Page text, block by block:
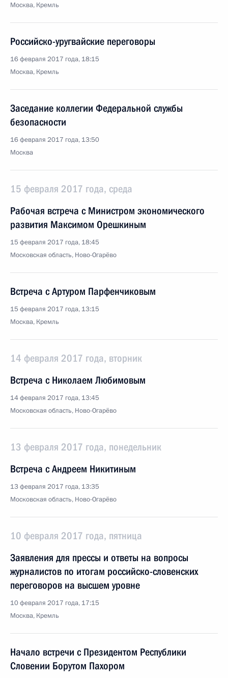
Москва, Кремль
Российско-уругвайские переговоры
16 февраля 2017 года, 18:15
Москва, Кремль
Заседание коллегии Федеральной службы
безопасности
16 февраля 2017 года, 13:50
Москва
15 февраля 2017 года, среда
Рабочая встреча с Министром экономического
развития Максимом Орешкиным
15 февраля 2017 года, 18:45
Московская область, Ново-Огарёво
Встреча с Артуром Парфенчиковым
15 февраля 2017 года, 13:15
Москва, Кремль
14 февраля 2017 года, вторник
Встреча с Николаем Любимовым
14 февраля 2017 года, 13:45
Московская область, Ново-Огарёво
13 февраля 2017 года, понедельник
Встреча с Андреем Никитиным
13 февраля 2017 года, 13:35
Московская область, Ново-Огарёво
10 февраля 2017 года, пятница
Заявления для прессы и ответы на вопросы
журналистов по итогам российско-словенских
переговоров на высшем уровне
10 февраля 2017 года, 17:15
Москва, Кремль
Начало встречи с Президентом Республики
Словении Борутом Пахором